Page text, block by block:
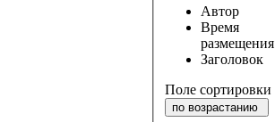
Автор
Время
размещения
Заголовок
Поле сортировки
по возрастанию